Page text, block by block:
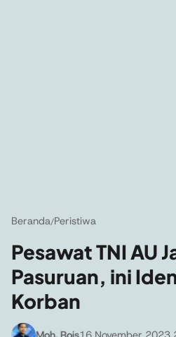
Beranda/Peristiwa
Pesawat TNI AU
Pasuruan, ini
Korban